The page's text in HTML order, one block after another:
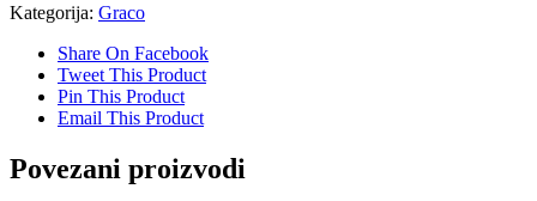
Kategorija: Graco
Share On Facebook
Tweet This Product
Pin This Product
Email This Product
Povezani proizvodi